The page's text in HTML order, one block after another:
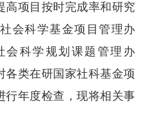
高项目按时完成率和研究
会科学基金项目管理办
会科学规划课题管理办
各类在研国家社科基金项
行年度检查，现将相关事